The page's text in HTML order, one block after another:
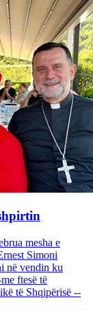
mesha e
Simoni
në vendin ku
ftesë të
të Shqipërisë --